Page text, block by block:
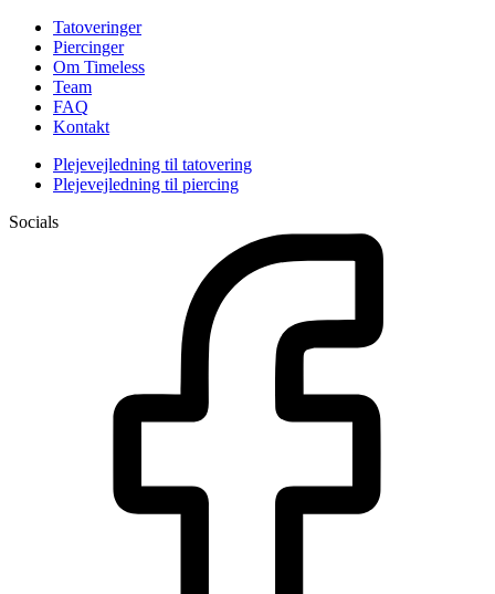
Tatoveringer
Piercinger
Om Timeless
Team
FAQ
Kontakt
Plejevejledning til tatovering
Plejevejledning til piercing
Socials